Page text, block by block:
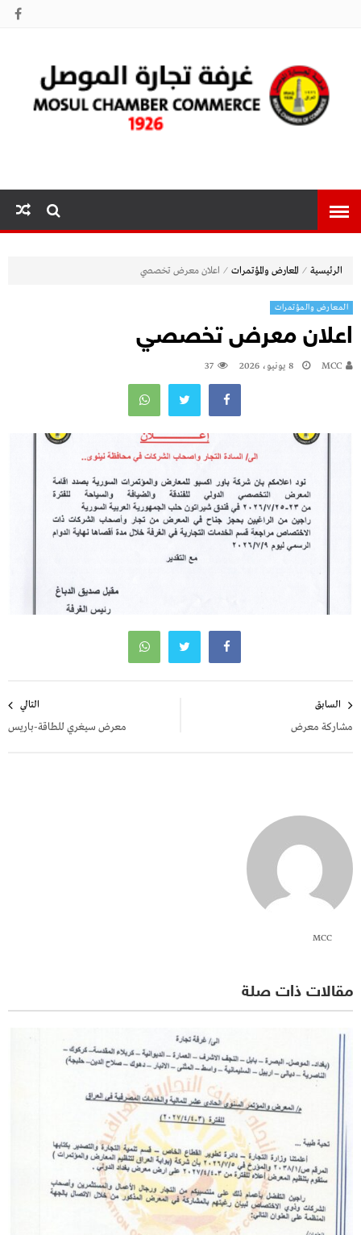
الموصل
الرئيسية ⁄ المعارض والمؤتمرات ⁄ اعلان معرض تخصصي
المعارض والمؤتمرات
اعلان معرض تخصصي
MCC 8 يونيو، 2026 37
المقالات
السابق
مشاركة معرض
التالي
معرض سيغري للطاقة-باريس
MCC
مقالات ذات صلة